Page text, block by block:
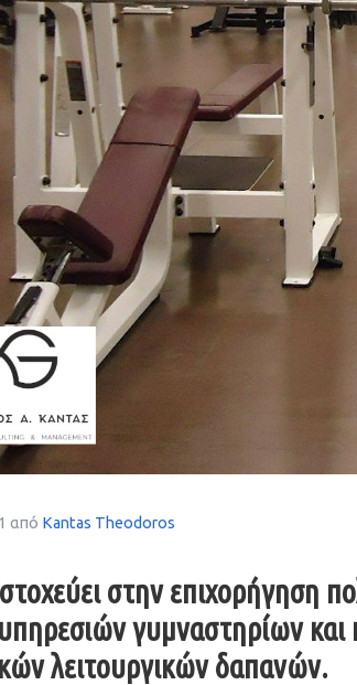
από Kantas Theodoros
στην επιχορήγηση
γυμναστηρίων
λειτουργικών δαπανών.